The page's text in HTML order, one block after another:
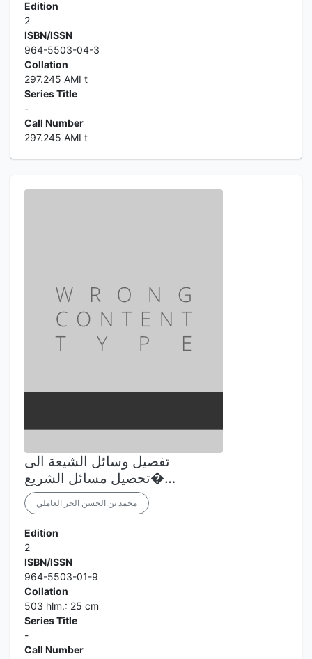
Edition
2
ISBN/ISSN
964-5503-04-3
Collation
297.245 AMI t
Series Title
-
Call Number
297.245 AMI t
تفصيل وسائل الشيعة الى
تحصيل مسائل الشريع�…
محمد بن الحسن الحر العاملي
Edition
2
ISBN/ISSN
964-5503-01-9
Collation
503 hlm.: 25 cm
Series Title
-
Call Number